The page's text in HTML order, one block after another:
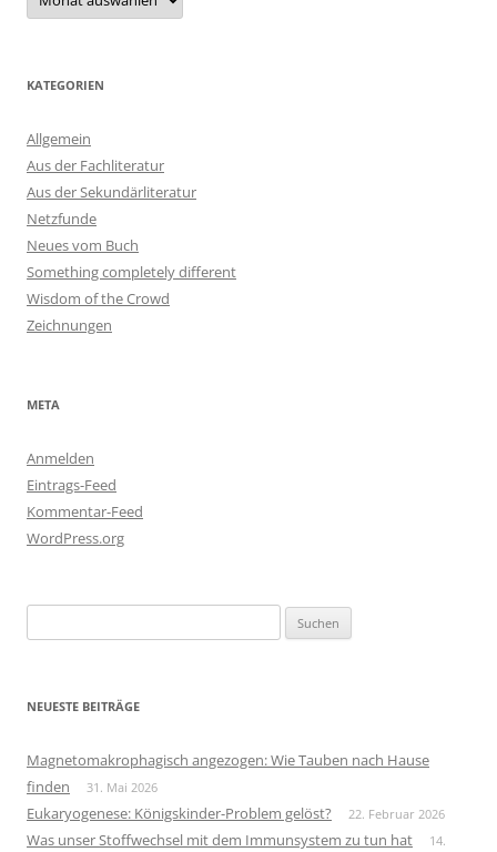
KATEGORIEN
Allgemein
Aus der Fachliteratur
Aus der Sekundärliteratur
Netzfunde
Neues vom Buch
Something completely different
Wisdom of the Crowd
Zeichnungen
META
Anmelden
Eintrags-Feed
Kommentar-Feed
WordPress.org
nach:
NEUESTE BEITRÄGE
Magnetomakrophagisch angezogen: Wie Tauben nach Hause
finden
31. Mai 2026
Eukaryogenese: Königskinder-Problem gelöst? 22. Februar 2026
Was unser Stoffwechsel mit dem Immunsystem zu tun hat
14.